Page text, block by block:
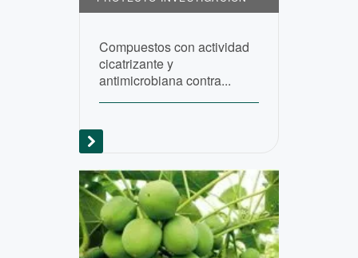
Compuestos con actividad
cicatrizante y
antimicrobiana contra...